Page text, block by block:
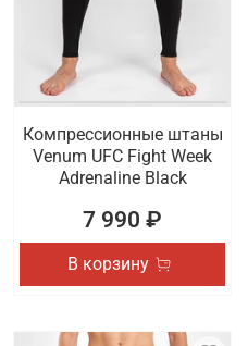
Компрессионные штаны
Venum UFC Fight Week
Adrenaline Black
7 990 ₽
В корзину